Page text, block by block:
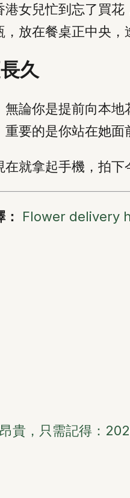
女兒忙到忘了買
放在餐桌正中央
久
無論你是提前向本
要的是你站在她面
就拿起手機，拍
Flower delivery
貴，只需記得：